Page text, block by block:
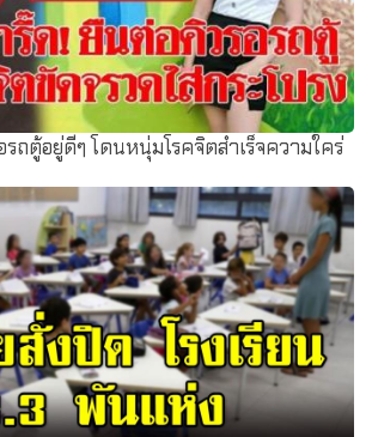
รถตู้อยู่ดีๆ โดนหนุ่มโรคจิตสำเร็จความใคร่